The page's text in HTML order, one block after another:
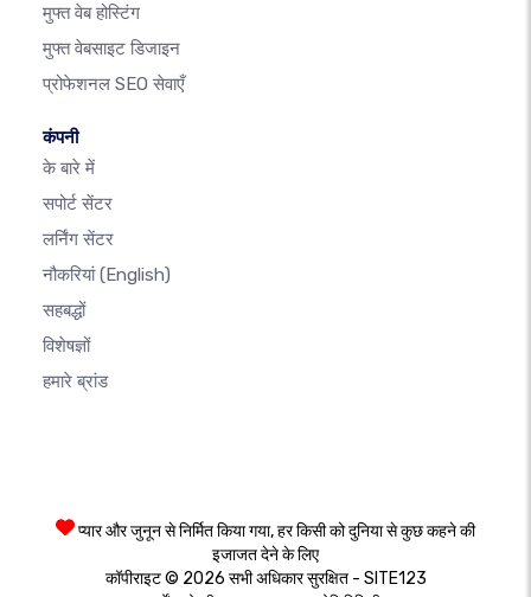
मुफ्त वेब होस्टिंग
मुफ्त वेबसाइट डिजाइन
प्रोफेशनल SEO सेवाएँ
कंपनी
के बारे में
सपोर्ट सेंटर
लर्निंग सेंटर
नौकरियां(English)
सहबद्धों
विशेषज्ञों
हमारे ब्रांड
प्यार और जुनून से निर्मित किया गया, हर किसी को दुनिया से कुछ कहने की
इजाजत देने के लिए
कॉपीराइट © 2026 सभी अधिकार सुरक्षित - SITE123